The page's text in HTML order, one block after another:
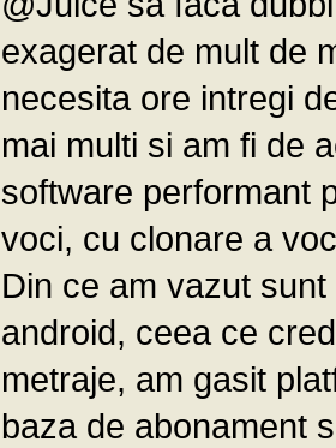
exagerat de mult de
necesita ore intregi
mai multi si am fi de
software performant
voci, cu clonare a
Din ce am vazut
android, ceea ce
metraje, am gasit
baza de abonament